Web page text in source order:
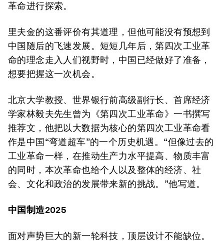
革命进行探索。
里夫金的这番评价有其道理，但他可能没有预想到
中国随后的飞速发展。短短几年后，第四次工业革
命的理念走入人们视野时，中国已经做好了准备，
想要把握这一次机会。
北京大学教授、世界银行前高级副行长、首席经济
学家林毅夫先生曾为《第四次工业革命》一书撰写
推荐文，他把以大数据为核心的第四次工业革命看
作是中国“弯道超车”的一个历史机遇。“但像过去的
工业革命一样，在推动生产力水平提高、物质丰富
的同时，本次革命也给个人以及整体的经济、社
会、文化和政治的发展带来新的挑战。”他写道。
中国制造2025
面对声势巨大的新一轮科技，顶层设计不能缺位。